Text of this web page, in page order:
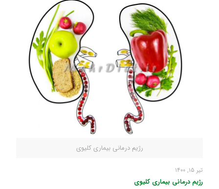
رژیم درمانی بیماری کلیوی
تیر ۱۵, ۱۴۰۰
رژیم درمانی بیماری کلیوی